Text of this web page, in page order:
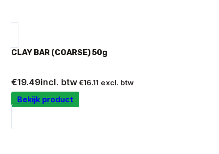
CLAY BAR (COARSE) 50g
€19.49incl. btw€16.11 excl. btw
Bekijk product